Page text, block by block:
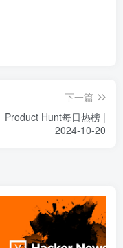
下一篇
Product Hunt每日热榜 |
2024-10-20